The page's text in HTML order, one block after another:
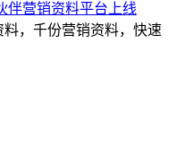
伴营销资料平台上线
，千份营销资料，快速